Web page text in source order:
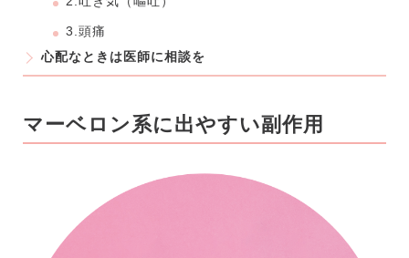
3.頭痛
心配なときは医師に相談を
マーベロン系に出やすい副作用